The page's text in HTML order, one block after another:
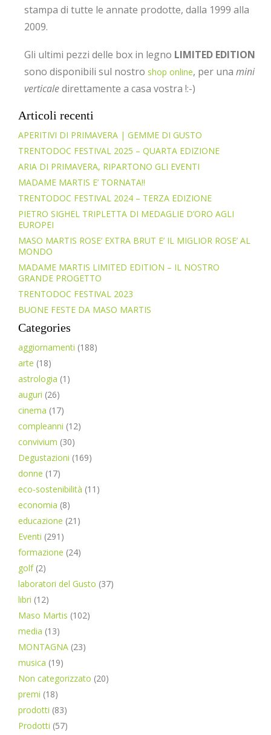
stampa di tutte le annate prodotte, dalla 1999 alla
2009.
Gli ultimi pezzi delle box in legno LIMITED EDITION
sono disponibili sul nostro shop online, per una mini
verticaledirettamente a casa vostra !:-)
Articoli recenti
APERITIVI DI PRIMAVERA | GEMME DI GUSTO
TRENTODOC FESTIVAL 2025 – QUARTA EDIZIONE
ARIA DI PRIMAVERA, RIPARTONO GLI EVENTI
MADAME MARTIS E’ TORNATA!!
TRENTODOC FESTIVAL 2024 – TERZA EDIZIONE
PIETRO SIGHEL TRIPLETTA DI MEDAGLIE D’ORO AGLI
EUROPEI
MASO MARTIS ROSE’ EXTRA BRUT E’ IL MIGLIOR ROSE’ AL
MONDO
MADAME MARTIS LIMITED EDITION – IL NOSTRO
GRANDE PROGETTO
TRENTODOC FESTIVAL 2023
BUONE FESTE DA MASO MARTIS
Categories
aggiornamenti (188)
arte (18)
astrologia (1)
auguri (26)
cinema (17)
compleanni (12)
convivium (30)
Degustazioni (169)
donne (17)
eco-sostenibilità (11)
economia (8)
educazione (21)
Eventi (291)
formazione (24)
golf(2)
laboratori del Gusto (37)
libri (12)
Maso Martis (102)
media (13)
MONTAGNA (23)
musica (19)
Non categorizzato (20)
premi (18)
prodotti (83)
Prodotti (57)